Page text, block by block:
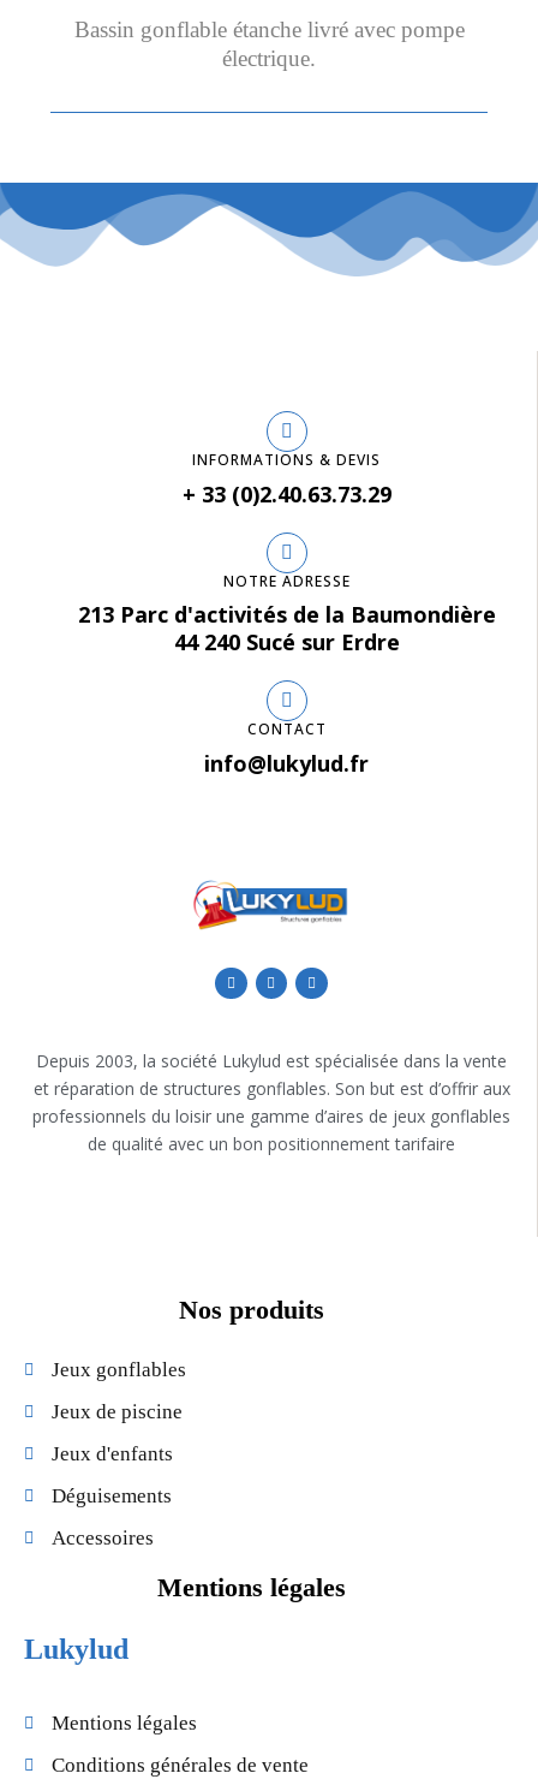
Bassin gonflable étanche livré avec pompe
électrique.
INFORMATIONS & DEVIS
+ 33 (0)2.40.63.73.29
NOTRE ADRESSE
213 Parc d'activités de la Baumondière
44 240 Sucé sur Erdre
CONTACT
info@lukylud.fr
Depuis 2003, la société Lukylud est spécialisée dans la vente
et réparation de structures gonflables. Son but est d’offrir aux
professionnels du loisir une gamme d’aires de jeux gonflables
de qualité avec un bon positionnement tarifaire
Nos produits
Jeux gonflables
Jeux de piscine
Jeux d'enfants
Déguisements
Accessoires
Mentions légales
Lukylud
Mentions légales
Conditions générales de vente